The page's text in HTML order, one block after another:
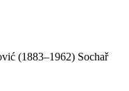
(1883–1962) Sochař